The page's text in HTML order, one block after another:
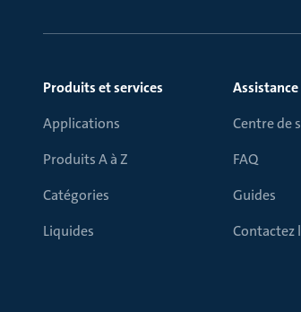
Produits et services
Applications
Produits A à Z
Catégories
Liquides
Assistance
Centre de
FAQ
Guides
Contactez